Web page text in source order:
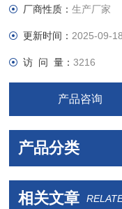
厂商性质：生产厂家
更新时间： 2025-09-18
访 问 量：3216
产品咨询
产品分类
相关文章